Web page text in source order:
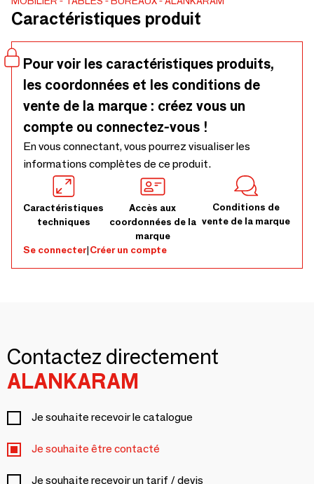
sophistication, tandis que le profil fin des pieds assure une
les réunions décontractées au bar. - 1200 Dia × 750/1050
Caractéristiques produit
Pour voir les caractéristiques produits,
les coordonnées et les conditions de
vente de la marque : créez vous un
compte ou connectez-vous !
En vous connectant, vous pourrez visualiser les
informations complètes de ce produit.
Caractéristiques
techniques
Accès aux
coordonnées de la
marque
Conditions de
vente de la marque
Se connecter|Créer un compte
Contactez directement
ALANKARAM
Je souhaite recevoir le catalogue
Je souhaite être contacté
Je souhaite recevoir un tarif / devis